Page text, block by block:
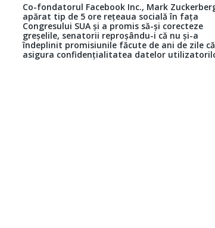
Co-fondatorul Facebook Inc., Mark
apărat tip de 5 ore rețeaua socială în fața
Congresului SUA și a promis să-și corecteze
greșelile, senatorii reproșându-i că nu și-a
îndeplinit promisiunile făcute de ani de zile
asigura confidențialitatea datelor